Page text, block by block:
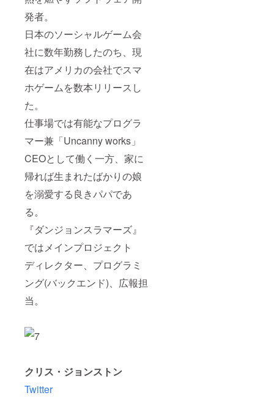
発者。
日本のソーシャルゲーム会
社に数年勤務したのち、現
在はアメリカの会社でスマ
ホゲームを数本リリースし
た。
仕事場では有能なプログラ
マー兼「Uncanny works」
CEOとして働く一方、家に
帰れば生まれたばかりの娘
を溺愛する良きパパであ
る。
『ダンジョンスラマーズ』
ではメインプロジェクト
ディレクター、プログラミ
ング(バックエンド)、広報担
当。
クリス・ジョンストン
Twitter